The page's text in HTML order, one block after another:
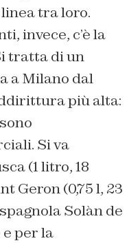
tra loro.
invece, c’è la
tratta di un
a Milano dal
più alta:
Si va
(1 litro, 18
Geron (0,75 l, 23
Solàn de
e per la